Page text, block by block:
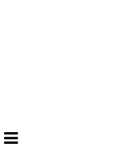
Veksle
navigasjon